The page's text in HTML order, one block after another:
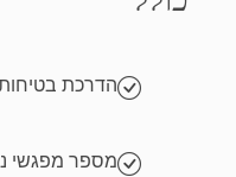
הדרכת בטיחות
מספר מפגשי